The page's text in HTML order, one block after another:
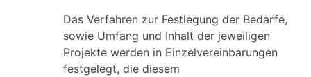
Das Verfahren zur Festlegung der Bedarfe,
sowie Umfang und Inhalt der jeweiligen
Projekte werden in Einzelvereinbarungen
festgelegt, die diesem